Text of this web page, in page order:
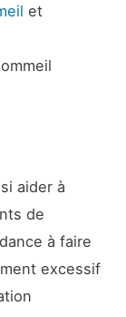
et
aider à
de
à faire
excessif